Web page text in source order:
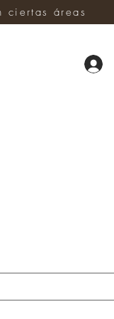
ciertas áreas